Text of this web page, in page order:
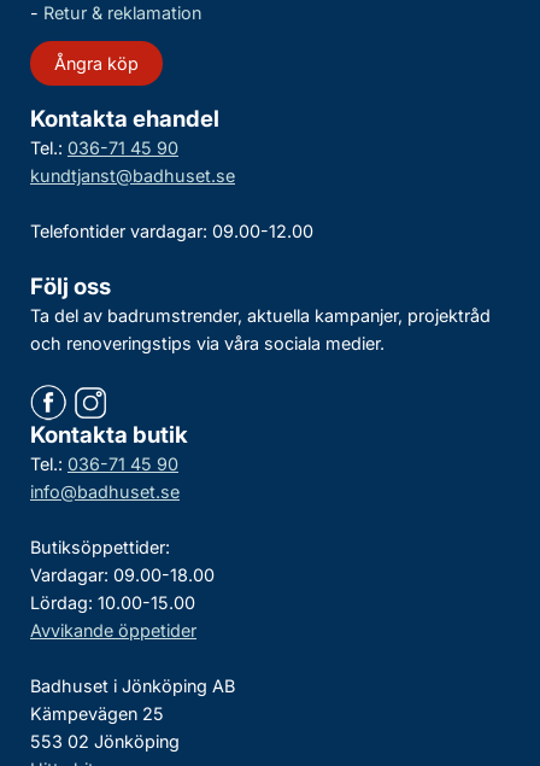
- Retur & reklamation
Ångra köp
Kontakta ehandel
Tel.: 036-71 45 90
kundtjanst@badhuset.se
Telefontider vardagar: 09.00-12.00
Följ oss
Ta del av badrumstrender, aktuella kampanjer, projektråd
och renoveringstips via våra sociala medier.
Kontakta butik
Tel.: 036-71 45 90
info@badhuset.se
Butiksöppettider:
Vardagar: 09.00-18.00
Lördag: 10.00-15.00
Avvikande öppetider
Badhuset i Jönköping AB
Kämpevägen 25
553 02 Jönköping